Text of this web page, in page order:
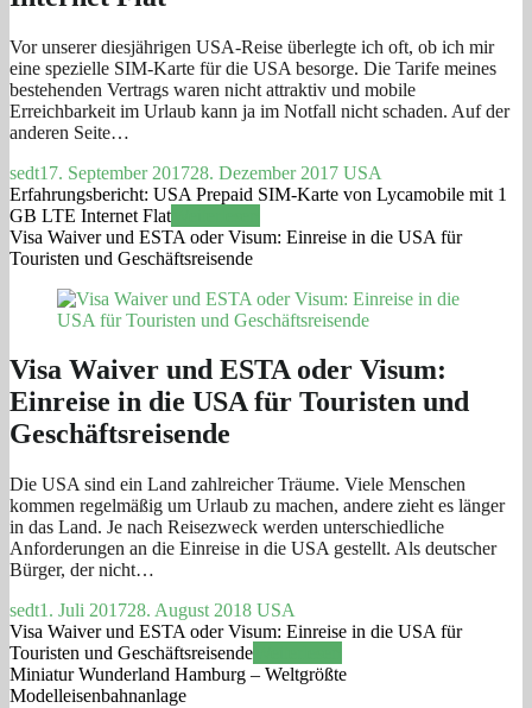
Vor unserer diesjährigen USA-Reise überlegte ich oft, ob ich mir
eine spezielle SIM-Karte für die USA besorge. Die Tarife meines
bestehenden Vertrags waren nicht attraktiv und mobile
Erreichbarkeit im Urlaub kann ja im Notfall nicht schaden. Auf der
anderen Seite…
sedt17. September 201728. Dezember 2017 USA
Erfahrungsbericht: USA Prepaid SIM-Karte von Lycamobile mit 1
GB LTE Internet Flat
Visa Waiver und ESTA oder Visum: Einreise in die USA für
Touristen und Geschäftsreisende
Visa Waiver und ESTA oder Visum:
Einreise in die USA für Touristen und
Geschäftsreisende
Die USA sind ein Land zahlreicher Träume. Viele Menschen
kommen regelmäßig um Urlaub zu machen, andere zieht es länger
in das Land. Je nach Reisezweck werden unterschiedliche
Anforderungen an die Einreise in die USA gestellt. Als deutscher
Bürger, der nicht…
sedt1. Juli 201728. August 2018 USA
Visa Waiver und ESTA oder Visum: Einreise in die USA für
Touristen und Geschäftsreisende
Miniatur Wunderland Hamburg – Weltgrößte
Modelleisenbahnanlage